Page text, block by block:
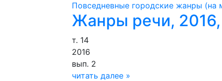
Повседневные городские жанры (на
Жанры речи,
т. 14
2016
вып. 2
читать далее »